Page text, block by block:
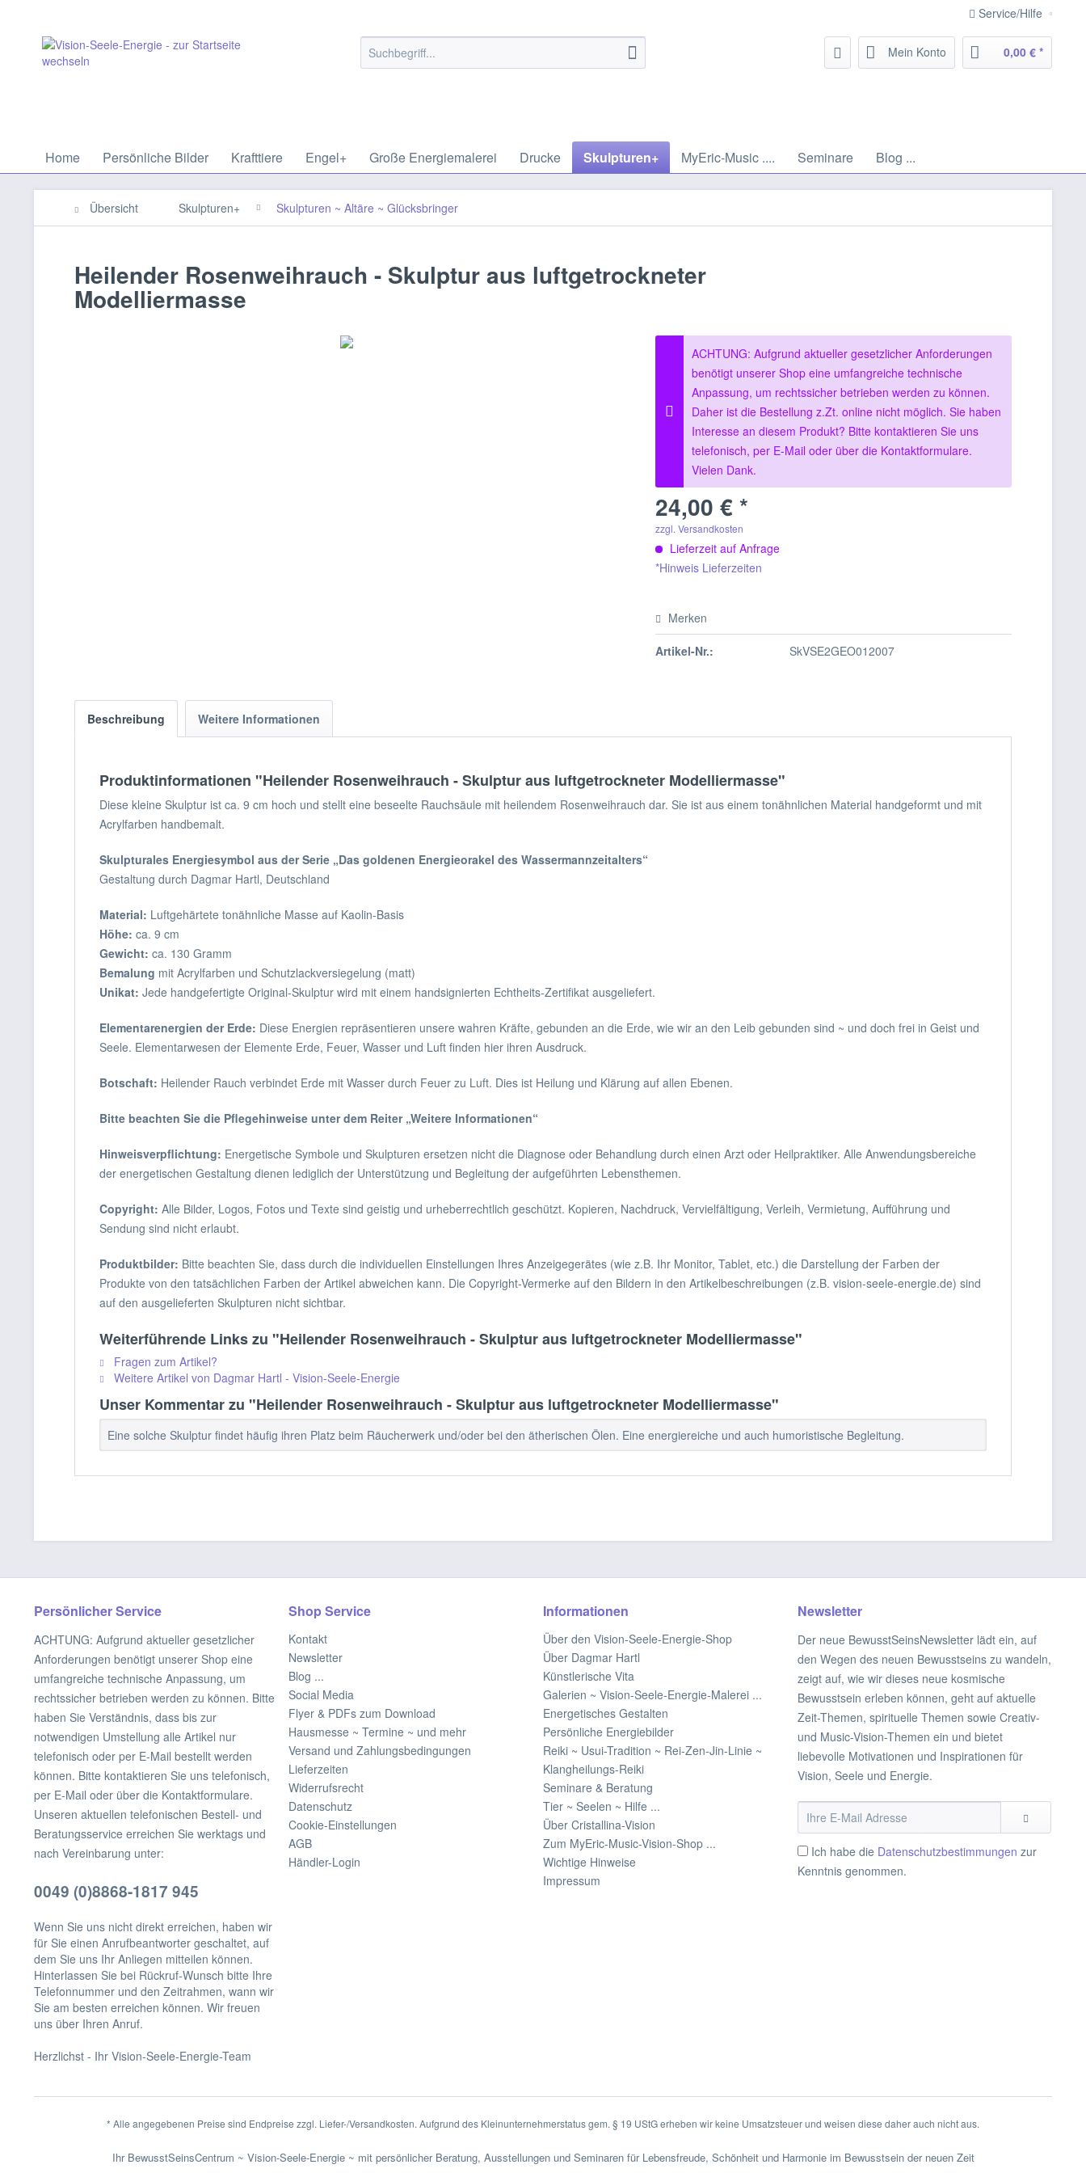
Service/Hilfe
Mein Konto 0,00 € *
Home Persönliche Bilder Krafttiere Engel+ Große Energiemalerei Drucke Skulpturen+ MyEric-Music .... Seminare Blog ...
Übersicht Skulpturen+ Skulpturen ~ Altäre ~ Glücksbringer
Heilender Rosenweihrauch - Skulptur aus luftgetrockneter
Modelliermasse
ACHTUNG: Aufgrund aktueller gesetzlicher Anforderungen
benötigt unserer Shop eine umfangreiche technische
Anpassung, um rechtssicher betrieben werden zu können.
Daher ist die Bestellung z.Zt. online nicht möglich. Sie haben
Interesse an diesem Produkt? Bitte kontaktieren Sie uns
telefonisch, per E-Mail oder über die Kontaktformulare.
Vielen Dank.
24,00 € *
zzgl. Versandkosten
Lieferzeit auf Anfrage
*Hinweis Lieferzeiten
Merken
Artikel-Nr.: SkVSE2GEO012007
Beschreibung Weitere Informationen
Produktinformationen "Heilender Rosenweihrauch - Skulptur aus luftgetrockneter Modelliermasse"
Diese kleine Skulptur ist ca. 9 cm hoch und stellt eine beseelte Rauchsäule mit heilendem Rosenweihrauch dar. Sie ist aus einem tonähnlichen Material handgeformt und mit
Acrylfarben handbemalt.
Skulpturales Energiesymbol aus der Serie „Das goldenen Energieorakel des Wassermannzeitalters“
Gestaltung durch Dagmar Hartl, Deutschland
Material: Luftgehärtete tonähnliche Masse auf Kaolin-Basis
Höhe: ca. 9 cm
Gewicht: ca. 130 Gramm
Bemalung mit Acrylfarben und Schutzlackversiegelung (matt)
Unikat: Jede handgefertigte Original-Skulptur wird mit einem handsignierten Echtheits-Zertifikat ausgeliefert.
Elementarenergien der Erde: Diese Energien repräsentieren unsere wahren Kräfte, gebunden an die Erde, wie wir an den Leib gebunden sind ~ und doch frei in Geist und
Seele. Elementarwesen der Elemente Erde, Feuer, Wasser und Luft finden hier ihren Ausdruck.
Botschaft: Heilender Rauch verbindet Erde mit Wasser durch Feuer zu Luft. Dies ist Heilung und Klärung auf allen Ebenen.
Bitte beachten Sie die Pflegehinweise unter dem Reiter „Weitere Informationen“
Hinweisverpflichtung: Energetische Symbole und Skulpturen ersetzen nicht die Diagnose oder Behandlung durch einen Arzt oder Heilpraktiker. Alle Anwendungsbereiche
der energetischen Gestaltung dienen lediglich der Unterstützung und Begleitung der aufgeführten Lebensthemen.
Copyright: Alle Bilder, Logos, Fotos und Texte sind geistig und urheberrechtlich geschützt. Kopieren, Nachdruck, Vervielfältigung, Verleih, Vermietung, Aufführung und
Sendung sind nicht erlaubt.
Produktbilder: Bitte beachten Sie, dass durch die individuellen Einstellungen Ihres Anzeigegerätes (wie z.B. Ihr Monitor, Tablet, etc.) die Darstellung der Farben der
Produkte von den tatsächlichen Farben der Artikel abweichen kann. Die Copyright-Vermerke auf den Bildern in den Artikelbeschreibungen (z.B. vision-seele-energie.de) sind
auf den ausgelieferten Skulpturen nicht sichtbar.
Weiterführende Links zu "Heilender Rosenweihrauch - Skulptur aus luftgetrockneter Modelliermasse"
Fragen zum Artikel?
Weitere Artikel von Dagmar Hartl - Vision-Seele-Energie
Unser Kommentar zu "Heilender Rosenweihrauch - Skulptur aus luftgetrockneter Modelliermasse"
Eine solche Skulptur findet häufig ihren Platz beim Räucherwerk und/oder bei den ätherischen Ölen. Eine energiereiche und auch humoristische Begleitung.
Persönlicher Service
ACHTUNG: Aufgrund aktueller gesetzlicher
Anforderungen benötigt unserer Shop eine
umfangreiche technische Anpassung, um
rechtssicher betrieben werden zu können. Bitte
haben Sie Verständnis, dass bis zur
notwendigen Umstellung alle Artikel nur
telefonisch oder per E-Mail bestellt werden
können. Bitte kontaktieren Sie uns telefonisch,
per E-Mail oder über die Kontaktformulare.
Unseren aktuellen telefonischen Bestell- und
Beratungsservice erreichen Sie werktags und
nach Vereinbarung unter:
0049 (0)8868-1817 945
Wenn Sie uns nicht direkt erreichen, haben wir
für Sie einen Anrufbeantworter geschaltet, auf
dem Sie uns Ihr Anliegen mitteilen können.
Hinterlassen Sie bei Rückruf-Wunsch bitte Ihre
Telefonnummer und den Zeitrahmen, wann wir
Sie am besten erreichen können. Wir freuen
uns über Ihren Anruf.
Herzlichst - Ihr Vision-Seele-Energie-Team
Shop Service
Kontakt
Newsletter
Blog ...
Social Media
Flyer & PDFs zum Download
Hausmesse ~ Termine ~ und mehr
Versand und Zahlungsbedingungen
Lieferzeiten
Widerrufsrecht
Datenschutz
Cookie-Einstellungen
AGB
Händler-Login
Informationen
Über den Vision-Seele-Energie-Shop
Über Dagmar Hartl
Künstlerische Vita
Galerien ~ Vision-Seele-Energie-Malerei ...
Energetisches Gestalten
Persönliche Energiebilder
Reiki ~ Usui-Tradition ~ Rei-Zen-Jin-Linie ~
Klangheilungs-Reiki
Seminare & Beratung
Tier ~ Seelen ~ Hilfe ...
Über Cristallina-Vision
Zum MyEric-Music-Vision-Shop ...
Wichtige Hinweise
Impressum
Newsletter
Der neue BewusstSeinsNewsletter lädt ein, auf
den Wegen des neuen Bewusstseins zu wandeln,
zeigt auf, wie wir dieses neue kosmische
Bewusstsein erleben können, geht auf aktuelle
Zeit-Themen, spirituelle Themen sowie Creativ-
und Music-Vision-Themen ein und bietet
liebevolle Motivationen und Inspirationen für
Vision, Seele und Energie.
Ich habe die Datenschutzbestimmungen zur
Kenntnis genommen.
* Alle angegebenen Preise sind Endpreise zzgl. Liefer-/Versandkosten. Aufgrund des Kleinunternehmerstatus gem. § 19 UStG erheben wir keine Umsatzsteuer und weisen diese daher auch nicht aus.
Ihr BewusstSeinsCentrum ~ Vision-Seele-Energie ~ mit persönlicher Beratung, Ausstellungen und Seminaren für Lebensfreude, Schönheit und Harmonie im Bewusstsein der neuen Zeit